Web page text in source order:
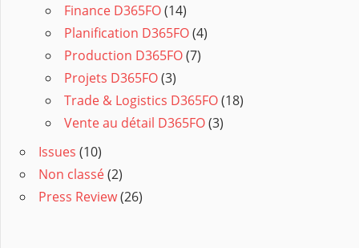
Finance D365FO(14)
Planification D365FO(4)
Production D365FO(7)
Projets D365FO(3)
Trade & Logistics D365FO(18)
Vente au détail D365FO(3)
Issues (10)
Non classé(2)
Press Review(26)